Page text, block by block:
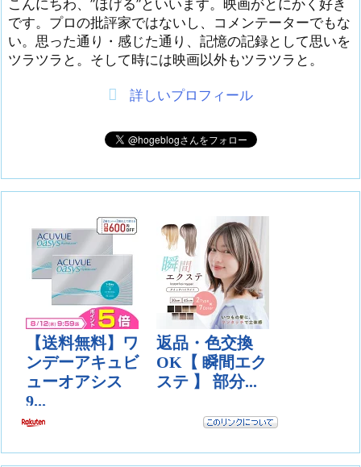
こんにちわ、”ほげる”といいます。映画がとにかく好き
です。プロの批評家ではないし、コメンテーターでもな
い。思った通り・感じた通り、記憶の記録として思いを
ツラツラと。そして時には映画以外もツラツラと。
詳しいプロフィール